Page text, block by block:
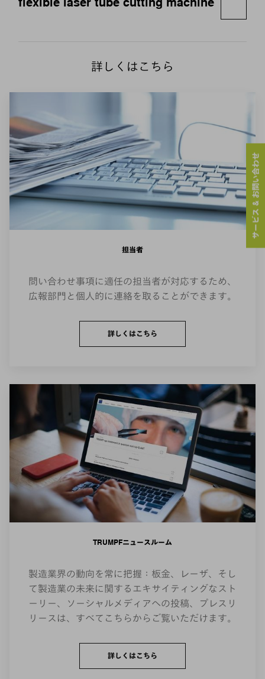
詳しくはこちら
担当者
問い合わせ事項に適任の担当者が対応するため、
広報部門と個人的に連絡を取ることができます。
詳しくはこちら
TRUMPFニュースルーム
製造業界の動向を常に把握：板金、レーザ、そし
て製造業の未来に関するエキサイティングなスト
ーリー、ソーシャルメディアへの投稿、プレスリ
リースは、すべてこちらからご覧いただけます。
詳しくはこちら
サービス & お問い合わせ